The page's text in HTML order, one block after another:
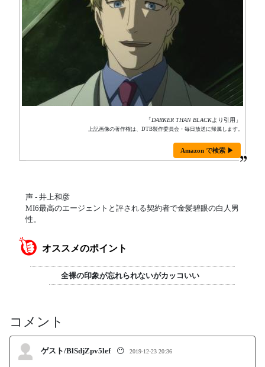
「DARKER THAN BLACKより引用」
上記画像の著作権は、DTB製作委員会・毎日放送に帰属します。
Amazon で検索 ▶
声 - 井上和彦
MI6最高のエージェントと評される契約者で金髪碧眼の白人男
性。
オススメのポイント
全裸の印象が忘れられないがカッコいい
コメント
ゲスト/BlSdjZpv5lef 😶 2019-12-23 20:36